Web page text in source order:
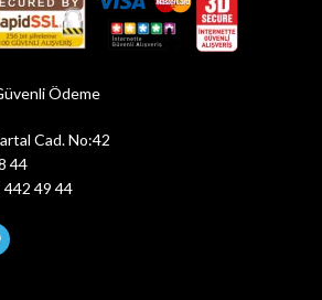
Ödeme
Cad. No:42
44
49 44